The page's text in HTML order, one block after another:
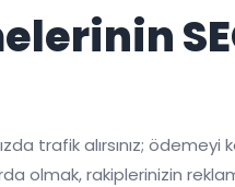
trafik alırsınız; ödemeyi
olmak, rakiplerinizin